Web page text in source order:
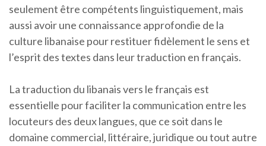
seulement être compétents linguistiquement, mais
aussi avoir une connaissance approfondie de la
culture libanaise pour restituer fidèlement le sens et
l’esprit des textes dans leur traduction en français.
La traduction du libanais vers le français est
essentielle pour faciliter la communication entre les
locuteurs des deux langues, que ce soit dans le
domaine commercial, littéraire, juridique ou tout autre